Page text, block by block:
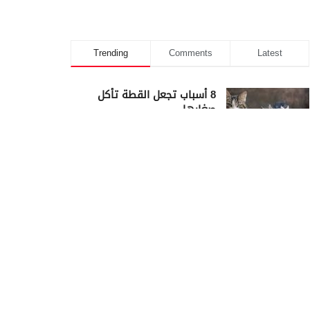
Trending Comments Latest
8 أسباب تجعل القطة تأكل
صغارها